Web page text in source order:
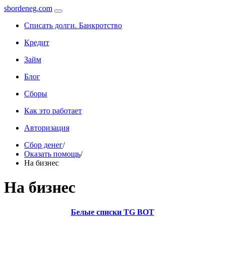
sbordeneg.com
Списать долги. Банкротство
Кредит
Займ
Блог
Сборы
Как это работает
Авторизация
Сбор денег/
Оказать помощь/
На бизнес
На бизнес
Белые списки TG BOT